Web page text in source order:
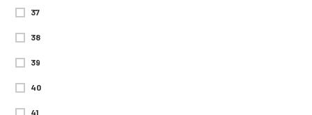
37
38
39
40
41